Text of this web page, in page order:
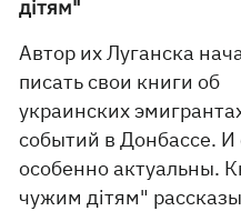
дітям"
Автор их Луганска
писать свои книги об
украинских
событий в Донбассе.
особенно актуальны.
чужим дітям"